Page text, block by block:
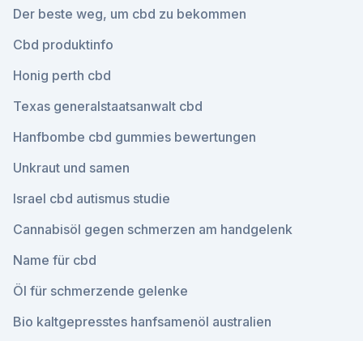
Der beste weg, um cbd zu bekommen
Cbd produktinfo
Honig perth cbd
Texas generalstaatsanwalt cbd
Hanfbombe cbd gummies bewertungen
Unkraut und samen
Israel cbd autismus studie
Cannabisöl gegen schmerzen am handgelenk
Name für cbd
Öl für schmerzende gelenke
Bio kaltgepresstes hanfsamenöl australien